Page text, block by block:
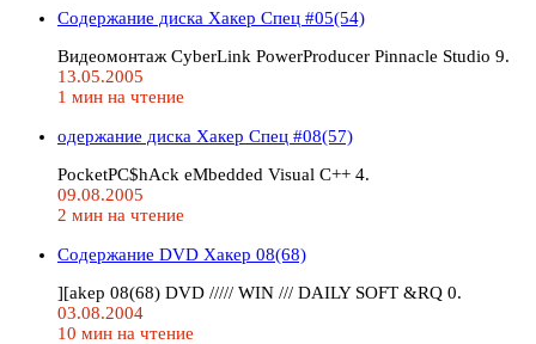
Содержание диска Хакер Спец #05(54)
Видеомонтаж CyberLink PowerProducer Pinnacle Studio 9.
13.05.2005
1 мин на чтение
одержание диска Хакер Спец #08(57)
PocketPC$hAck eMbedded Visual C++ 4.
09.08.2005
2 мин на чтение
Содержание DVD Хакер 08(68)
][akep 08(68) DVD ///// WIN /// DAILY SOFT &RQ 0.
03.08.2004
10 мин на чтение